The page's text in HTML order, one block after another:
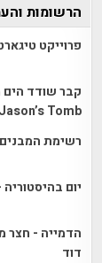
הרשומות
פרוייקט
Tomb)
רשימת המבנים
יום
הדמייה - חצר
דוד